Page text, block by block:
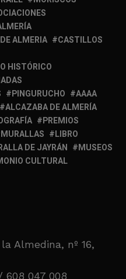
ALMERIA
CASTILLOS
HISTÓRICO
PINGURUCHO
AAAA
ALCAZABA DE ALMERÍA
PREMIOS
MURALLAS
LIBRO
DE JAYRÁN
MUSEOS
CULTURAL
Almedina, nº 16,
608 047 008